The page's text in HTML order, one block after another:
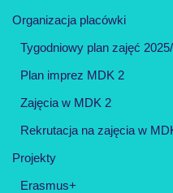
Organizacja placówki
Tygodniowy plan zajęć
Plan imprez MDK 2
Zajęcia w MDK 2
Rekrutacja na zajęcia w
Projekty
Erasmus+